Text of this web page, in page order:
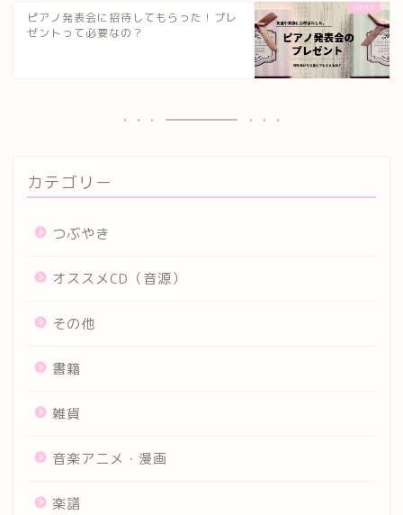
ピアノ発表会に招待してもらった！プレ
ゼントって必要なの？
カテゴリー
つぶやき
オススメCD（音源）
その他
書籍
雑貨
音楽アニメ・漫画
楽譜